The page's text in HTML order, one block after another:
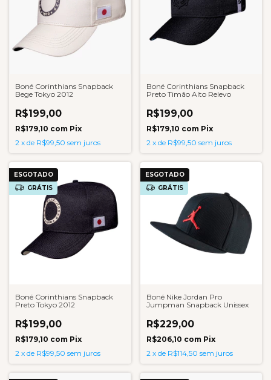
Boné Corinthians Snapback
Bege Tokyo 2012
R$199,00
R$179,10 com Pix
2 x de R$99,50 sem juros
Boné Corinthians Snapback
Preto Timão Alto Relevo
R$199,00
R$179,10 com Pix
2 x de R$99,50 sem juros
ESGOTADO
GRÁTIS
Boné Corinthians Snapback
Preto Tokyo 2012
R$199,00
R$179,10 com Pix
2 x de R$99,50 sem juros
ESGOTADO
GRÁTIS
Boné Nike Jordan Pro
Jumpman Snapback Unissex
R$229,00
R$206,10 com Pix
2 x de R$114,50 sem juros